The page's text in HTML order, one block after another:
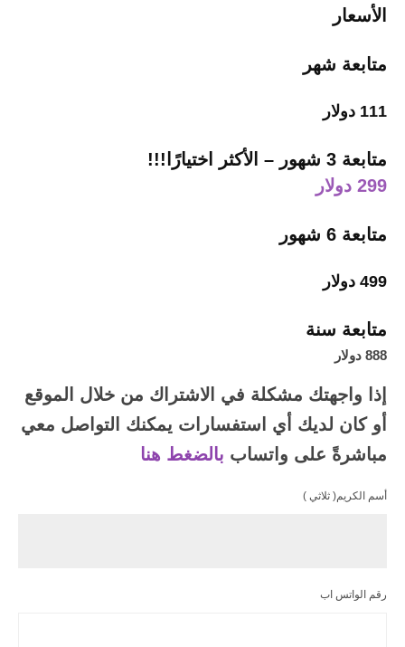
الأسعار
متابعة شهر
111 دولار
متابعة 3 شهور – الأكثر اختيارًا!!!
299 دولار
متابعة 6 شهور
499 دولار
متابعة سنة
888 دولار
إذا واجهتك مشكلة في الاشتراك من خلال الموقع
أو كان لديك أي استفسارات يمكنك التواصل معي
مباشرةً على واتساب بالضغط هنا
أسم الكريم( ثلاثي )
رقم الواتس اب